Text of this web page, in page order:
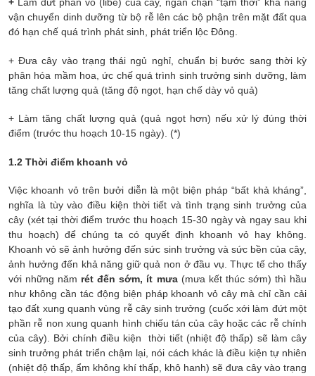
vận chuyển dinh dưỡng từ bộ rễ lên các bộ phận trên mặt đất qua
đó hạn chế quá trình phát sinh, phát triển lộc Đông.
+ Đưa cây vào trạng thái ngủ nghỉ, chuẩn bị bước sang thời kỳ
phân hóa mầm hoa, ức chế quá trình sinh trưởng sinh dưỡng, làm
tăng chất lượng quả (tăng độ ngọt, hạn chế dày vỏ quả)
+ Làm tăng chất lượng quả (quả ngọt hơn) nếu xử lý đúng thời
điểm (trước thu hoạch 10-15 ngày). (*)
1.2 Thời điểm khoanh vỏ
Việc khoanh vỏ trên bưởi diễn là một biện pháp “bất khả kháng”,
nghĩa là tùy vào điều kiện thời tiết và tình trạng sinh trưởng của
cây (xét tại thời điểm trước thu hoạch 15-30 ngày và ngay sau khi
thu hoạch) để chúng ta có quyết định khoanh vỏ hay không.
Khoanh vỏ sẽ ảnh hưởng đến sức sinh trưởng và sức bền của cây,
ảnh hưởng đến khả năng giữ quả non ở đầu vụ. Thực tế cho thấy
với những năm rét đến sớm, ít mưa(mưa kết thúc sớm) thì hầu
như không cần tác động biện pháp khoanh vỏ cây mà chỉ cần cải
tạo đất xung quanh vùng rễ cây sinh trưởng (cuốc xới làm đứt một
phần rễ non xung quanh hình chiếu tán của cây hoặc các rễ chính
của cây). Bởi chính điều kiện thời tiết (nhiệt độ thấp) sẽ làm cây
sinh trưởng phát triển chậm lại, nói cách khác là điều kiện tự nhiên
(nhiệt độ thấp, ẩm không khí thấp, khô hanh) sẽ đưa cây vào trạng